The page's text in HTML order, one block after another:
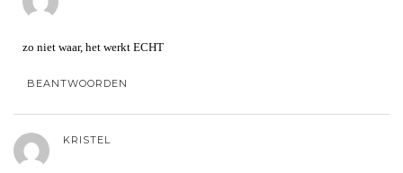
zo niet waar, het werkt ECHT
BEANTWOORDEN
KRISTEL